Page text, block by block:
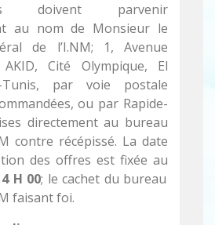
doivent parvenir
au nom de Monsieur le
de l’I.NM; 1, Avenue
Cité Olympique, El
Tunis, par voie postale
ou par Rapide-
directement au bureau
contre récépissé. La date
des offres est fixée au
H 00; le cachet du bureau
faisant foi.